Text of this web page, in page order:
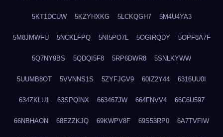
5KT1DCUW 5KZYHXKG 5LCKQGH7 5M4U4YA3
5M8JMWFU 5NCKLFPQ 5NI5PO7L 5OGIRQDY 5OPF8A7F
5Q7NY9BS 5QDQI5F8 5RP6DWR8 5SNLKYWW
5UUMB8OT 5VVNNS1S 5ZYFJGV9 60IZ2Y44 6316UU0I
634ZKLU1 63SPQINX 663467JW 664FNVV4 66C6U597
66NBHAON 68EZZKJQ 69KWPV8F 69S53RP0 6A7TVFIW